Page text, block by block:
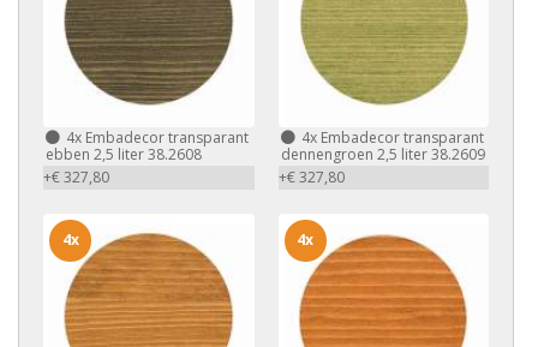
4x Embadecor transparant
ebben 2,5 liter 38.2608
+€ 327,80
4xEmbadecor transparant
dennengroen 2,5 liter 38.2609
+€ 327,80
4x 4x